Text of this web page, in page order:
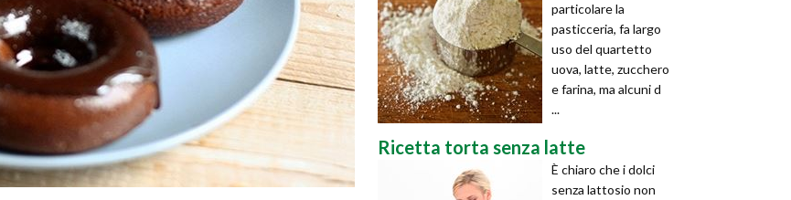
particolare la
pasticceria, fa largo
uso del quartetto
uova, latte, zucchero
e farina, ma alcuni d
...
Ricetta torta senza latte
È chiaro che i dolci
senza lattosio non